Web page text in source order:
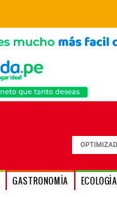
GASTRONOMÍA ECOLOGÍA